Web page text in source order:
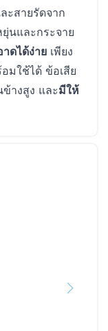
ะสายรัดจาก
นและกระจาย
ดได้ง่าย เพียง
มใช้ได้ ข้อเสีย
างสูง และมีให้